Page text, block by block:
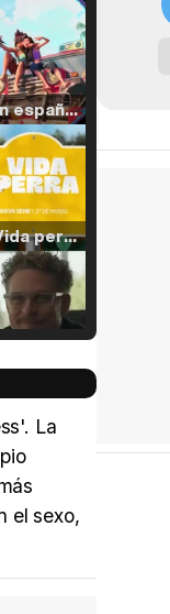
Tráiler en español de 'La isla olvidada'
Tráiler 'Vida perra' (2026)
La
el sexo,